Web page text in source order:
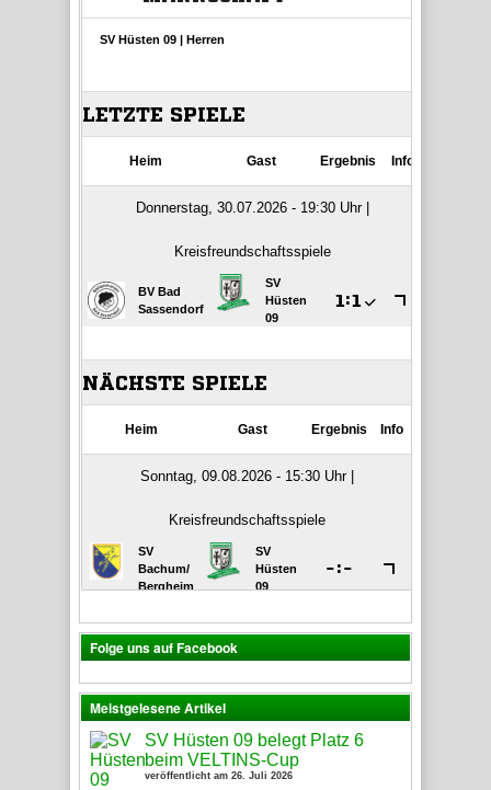
Folge uns auf Facebook
Meistgelesene Artikel
SV Hüsten 09 belegt Platz 6
beim VELTINS-Cup
veröffentlicht am 26. Juli 2026